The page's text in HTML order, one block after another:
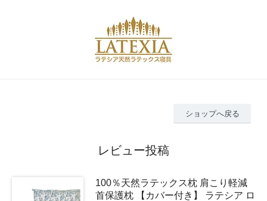
ショップへ戻る
レビュー投稿
100％天然ラテックス枕 肩こり軽減
首保護枕 【カバー付き】 ラテシア ロ